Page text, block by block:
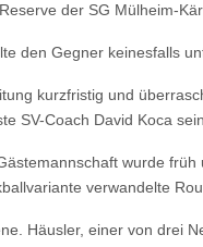
der SG Mülheim-
den Gegner keinesfalls
kurzfristig und
SV-Coach David Koca
wurde
verwandelte
Häusler, einer von drei